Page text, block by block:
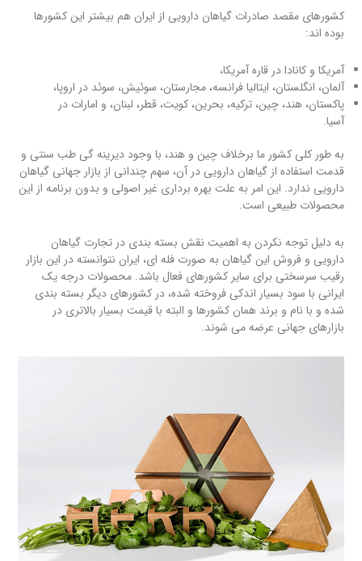
کشورهای مقصد صادرات گیاهان دارویی از ایران هم بیشتر این کشورها
بوده اند:
آمریکا و کانادا در قاره آمریکا،
آلمان، انگلستان، ایتالیا فرانسه، مجارستان، سوئیش، سوئد در اروپا،
پاکستان، هند، چین، ترکیه، بحرین، کویت، قطر، لبنان، و امارات در
آسیا.
به طور کلی کشور ما برخلاف چین و هند، با وجود دیرینه گی طب سنتی و
قدمت استفاده از گیاهان دارویی در آن، سهم چندانی از بازار جهانی گیاهان
دارویی ندارد. این امر به علت بهره برداری غیر اصولی و بدون برنامه از این
محصولات طبیعی است.
به دلیل توجه نکردن به اهمیت نقش بسته بندی در تجارت گیاهان
دارویی و فروش این گیاهان به صورت فله ای، ایران نتوانسته در این بازار
رقیب سرسختی برای سایر کشورهای فعال باشد. محصولات درجه یک
ایرانی با سود بسیار اندکی فروخته شده، در کشورهای دیگر بسته بندی
شده و با نام و برند همان کشورها و البته با قیمت بسیار بالاتری در
بازارهای جهانی عرضه می شوند.